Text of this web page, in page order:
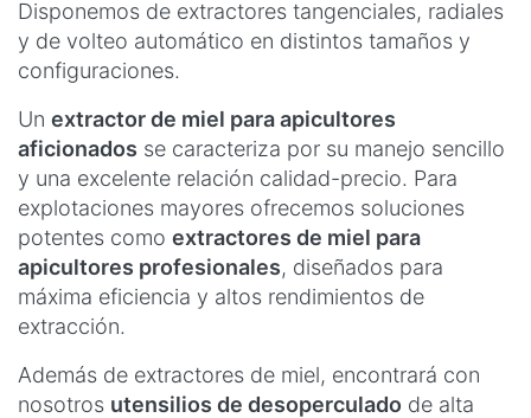
Disponemos de extractores tangenciales, radiales
y de volteo automático en distintos tamaños y
configuraciones.
Un extractor de miel para apicultores
aficionados se caracteriza por su manejo sencillo
y una excelente relación calidad-precio. Para
explotaciones mayores ofrecemos soluciones
potentes como extractores de miel para
apicultores profesionales, diseñados para
máxima eficiencia y altos rendimientos de
extracción.
Además de extractores de miel, encontrará con
nosotros utensilios de desoperculado de alta